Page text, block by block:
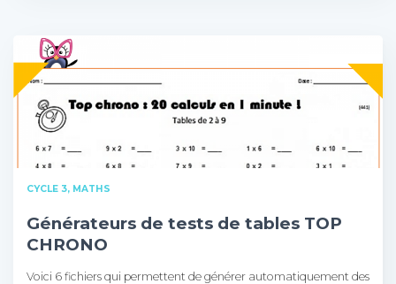
CYCLE 3 MATHS
Générateurs de tests de tables TOP
CHRONO
Voici 6 fichiers qui permettent de générer automatiquement des